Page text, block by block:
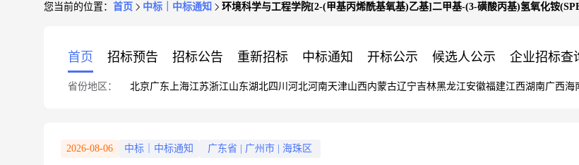
您当前的位置： 首页 中标｜中标通知 环境科学与工程学院[2-(甲基丙烯酰基氧基)乙基]二甲基-(3-磺酸丙基)氢氧化铵
首页 招标预告 招标公告 重新招标 中标通知 开标公示 候选人公示 企业招标查
省份地区： 北京广东 上海江苏浙江山东湖北四川 河北河南天津山西内蒙古辽宁吉林黑龙江安徽福建江西湖南广西海
2026-08-06 中标｜中标通知 广东省 广州市 海珠区